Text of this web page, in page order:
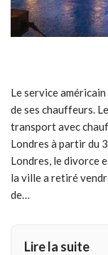
Le service
de ses chauffeurs.
transport avec
Londres à partir du
Londres, le divorce
la ville a retiré
de…
Lire la suite